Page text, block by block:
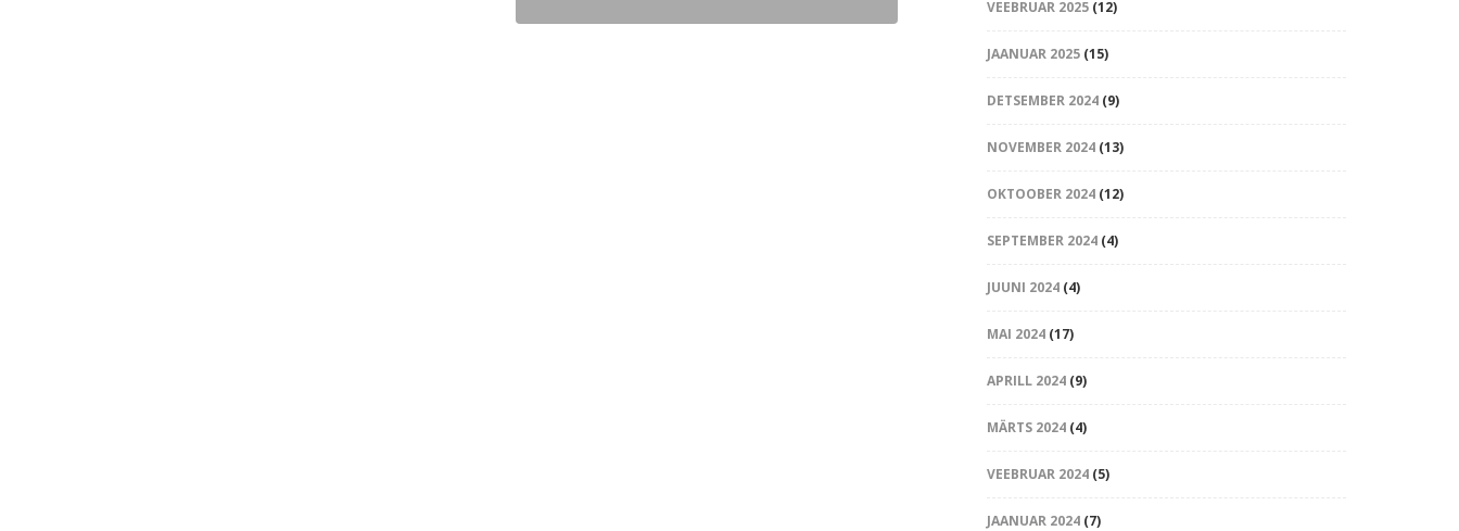
VEEBRUAR 2025(12)
JAANUAR 2025(15)
DETSEMBER 2024(9)
NOVEMBER 2024(13)
OKTOOBER 2024(12)
SEPTEMBER 2024(4)
JUUNI 2024(4)
MAI 2024(17)
APRILL 2024(9)
MÄRTS 2024(4)
VEEBRUAR 2024(5)
JAANUAR 2024(7)